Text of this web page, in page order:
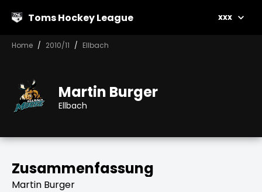
Toms Hockey League xxx
Home 2010/11 Ellbach
Martin Burger
Ellbach
Zusammenfassung
Martin Burger